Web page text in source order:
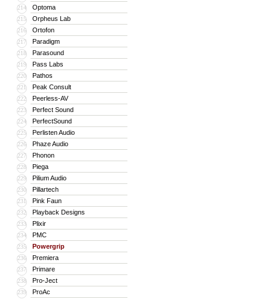
214 Optoma
215 Orpheus Lab
216 Ortofon
217 Paradigm
218 Parasound
219 Pass Labs
220 Pathos
221 Peak Consult
222 Peerless-AV
223 Perfect Sound
224 PerfectSound
225 Perlisten Audio
226 Phaze Audio
227 Phonon
228 Piega
229 Pilium Audio
230 Pillartech
231 Pink Faun
232 Playback Designs
233 Plixir
234 PMC
235 Powergrip
236 Premiera
237 Primare
238 Pro-Ject
239 ProAc